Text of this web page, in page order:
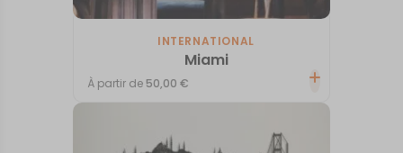
INTERNATIONAL
Miami
À partir de 50,00€